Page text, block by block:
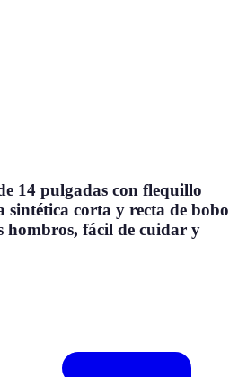
14 pulgadas con flequillo
sintética corta y recta de bobo
hombros, fácil de cuidar y